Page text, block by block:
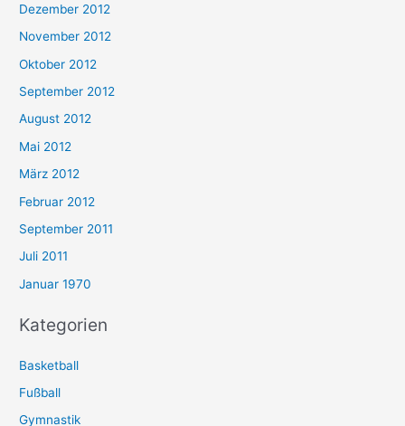
Dezember 2012
November 2012
Oktober 2012
September 2012
August 2012
Mai 2012
März 2012
Februar 2012
September 2011
Juli 2011
Januar 1970
Kategorien
Basketball
Fußball
Gymnastik